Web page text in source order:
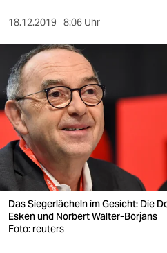
sport
berlin
nord
wahrheit
verlag
verlag
veranstaltungen
18.12.2019 8:06 Uhr
Das Siegerlächeln im Gesicht: Die
Esken und Norbert Walter-Borjans
Foto: reuters